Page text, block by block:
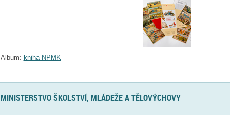
Album: kniha NPMK
MINISTERSTVO ŠKOLSTVÍ, MLÁDEŽE A TĚLOVÝCHOVY